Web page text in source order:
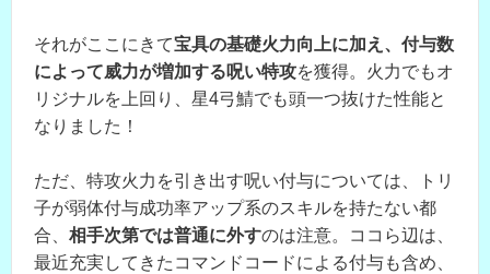
それがここにきて宝具の基礎火力向上に加え、付与数
によって威力が増加する呪い特攻を獲得。火力でもオ
リジナルを上回り、星4弓鯖でも頭一つ抜けた性能と
なりました！
ただ、特攻火力を引き出す呪い付与については、トリ
子が弱体付与成功率アップ系のスキルを持たない都
合、 相手次第では普通に外すのは注意。ココら辺は、
最近充実してきたコマンドコードによる付与も含め、